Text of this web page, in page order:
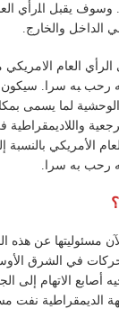
يقبل ﺍﻠرأي
الداخل والخارج.
العام الامريكي
رحب ﺒﻪ سرﺍ.
الوحشية لما يسمى
الأمريكي بالنسبة
رحب به سرا.
مسئوليتها عن هذه
في الشرق
أصابع الاتهام إلى
الديمقراطية نفت